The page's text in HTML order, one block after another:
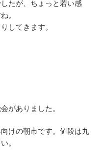
たが、ちょっと若い感
。
してきます。
がありました。
けの朝市です。値段は九
。